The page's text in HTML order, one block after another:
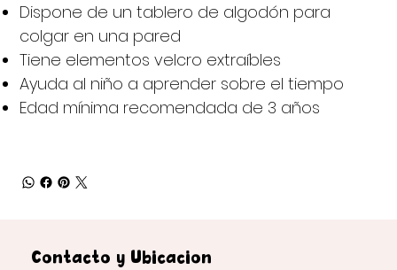
Dispone de un tablero de algodón para
colgar en una pared
Tiene elementos velcro extraíbles
Ayuda al niño a aprender sobre el tiempo
Edad mínima recomendada de 3 años
Contacto y Ubicación